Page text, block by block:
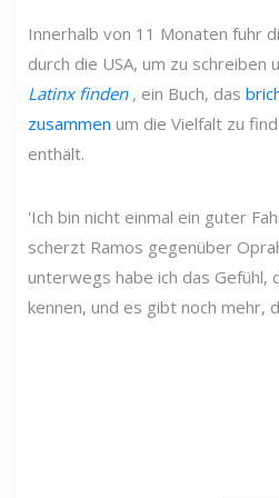
Innerhalb von 11 Monaten fuhr
durch die USA, um zu schreiben
Latinx finden, ein Buch, das
zusammen um die Vielfalt zu
enthält.
'Ich bin nicht einmal ein guter
scherzt Ramos gegenüber
unterwegs habe ich das Gefühl,
kennen, und es gibt noch mehr,